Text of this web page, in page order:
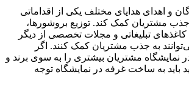
و اهدای هدایای مختلف یکی از اقداماتی
مشتریان کمک کند. توزیع بروشورها،
تبلیغاتی و مجلات تخصصی از دیگر
به جذب مشتریان کمک کنند. اگر
نمایشگاه مشتریان بیشتری را به سوی برند و
به ساخت غرفه در نمایشگاه توجه